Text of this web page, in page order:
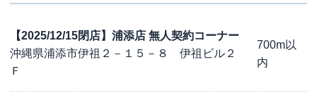
【2025/12/15閉店】浦添店 無人契約コーナー
沖縄県浦添市伊祖２－１５－８ 伊祖ビル２
Ｆ
700m以
内